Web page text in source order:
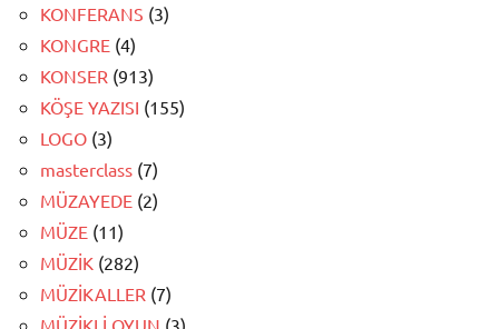
KONFERANS (3)
KONGRE (4)
KONSER (913)
KÖŞE YAZISI (155)
LOGO (3)
masterclass (7)
MÜZAYEDE (2)
MÜZE (11)
MÜZİK (282)
MÜZİKALLER (7)
MÜZİKLİ OYUN (3)